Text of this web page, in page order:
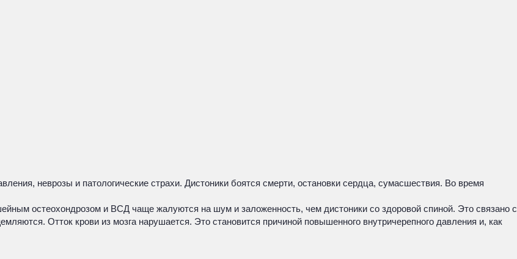
неврозы и патологические страхи. Дистоники боятся смерти, остановки сердца, сумасшествия. Во время
остеохондрозом и ВСД чаще жалуются на шум и заложенность, чем дистоники со здоровой спиной. Это связано с
Отток крови из мозга нарушается. Это становится причиной повышенного внутричерепного давления и, как